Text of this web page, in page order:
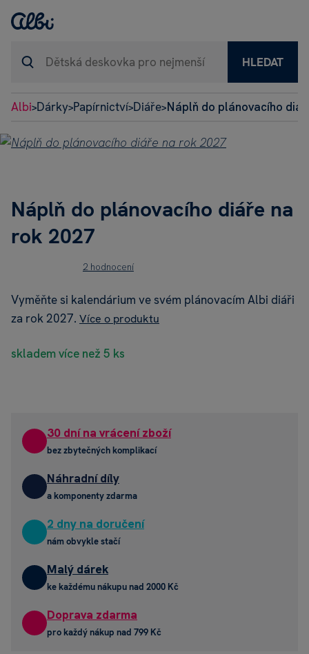
HLEDAT
Albi>Dárky>Papírnictví>Diáře>Náplň do plánovacího
Náplň do plánovacího diáře na
rok 2027
2 hodnocení
Vyměňte si kalendárium ve svém plánovacím Albi diáři
za rok 2027. Více o produktu
skladem více než 5 ks
30 dní na vrácení zboží
bez zbytečných komplikací
Náhradní díly
a komponenty zdarma
2 dny na doručení
nám obvykle stačí
Malý dárek
ke každému nákupu nad 2000 Kč
Doprava zdarma
pro každý nákup nad 799 Kč